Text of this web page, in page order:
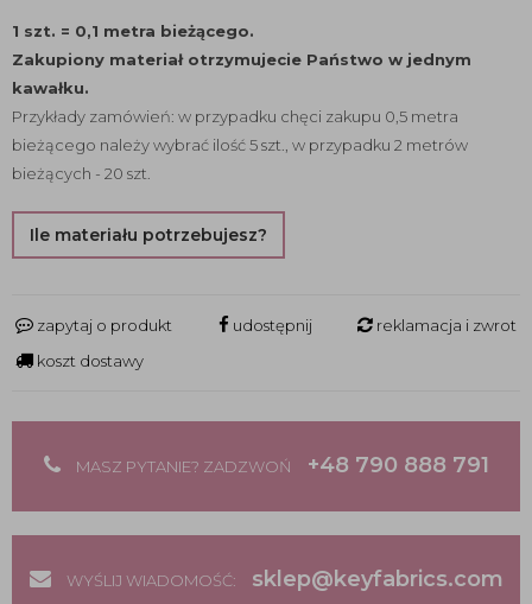
1 szt. = 0,1 metra bieżącego.
Zakupiony materiał otrzymujecie Państwo w jednym
kawałku.
Przykłady zamówień: w przypadku chęci zakupu 0,5 metra
bieżącego należy wybrać ilość 5 szt., w przypadku 2 metrów
bieżących - 20 szt.
Ile materiału potrzebujesz?
zapytaj o produkt udostępnij
reklamacja i zwrot
koszt dostawy
MASZ PYTANIE? ZADZWOŃ +48 790 888 791
WYŚLIJ WIADOMOŚĆ: sklep@keyfabrics.com